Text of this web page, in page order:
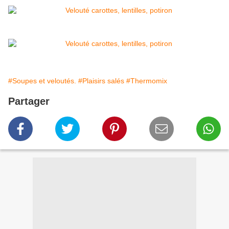
#Soupes et veloutés. #Plaisirs salés #Thermomix
Partager